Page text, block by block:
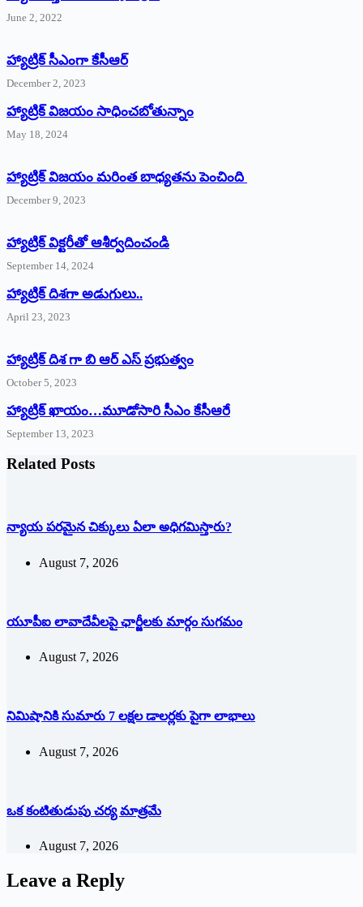
June 2, 2022
హ్యాట్రిక్‌ ‌సీఎంగా కేసీఆర్‌
December 2, 2023
హ్యాట్రిక్‌ విజయం సాధించబోతున్నాం
May 18, 2024
హ్యాట్రిక్ విజయం మరింత బాధ్యతను పెంచింది
December 9, 2023
హ్యాట్రిక్‌ ‌విక్టరీతో ఆశీర్వదించండి
September 14, 2024
‌హ్యాట్రిక్‌ ‌దిశగా అడుగులు..
April 23, 2023
హ్యాట్రిక్ దిశ గా బి ఆర్ ఎస్ ప్రభుత్వం
October 5, 2023
హ్యాట్రిక్‌ ‌ఖాయం…మూడోసారి సీఎం కేసీఆరే
September 13, 2023
Related Posts
న్యాయ పరమైన చిక్కులు ఏలా అధిగమిస్తారు?
August 7, 2026
యూపీఐ లావాదేవీలపై ఛార్జీలకు మార్గం సుగమం
August 7, 2026
నిమిషానికి సుమారు 7 లక్షల డాలర్లకు పైగా లాభాలు
August 7, 2026
ఒక కంటితుడుపు చర్య మాత్రమే
August 7, 2026
Leave a Reply